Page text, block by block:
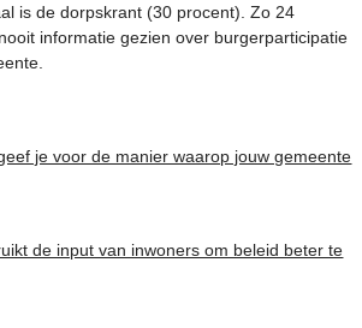
is de dorpskrant (30 procent). Zo 24
informatie gezien over burgerparticipatie
je voor de manier waarop jouw gemeente
de input van inwoners om beleid beter te